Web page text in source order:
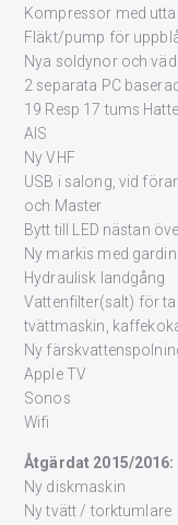
Kompressor med
Fläkt/pump för
Nya soldynor och
2 separata PC
19 Resp 17 tums
AIS
Ny VHF
USB i salong, vid
och Master
Bytt till LED nästan
Ny markis med
Hydraulisk landgång
Vattenfilter(salt) för
tvättmaskin,
Ny
Apple TV
Sonos
Wifi
Åtgärdat 2015/2016:
Ny diskmaskin
Ny tvätt / torktumlare